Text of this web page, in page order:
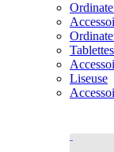
Tablettes
Liseuse